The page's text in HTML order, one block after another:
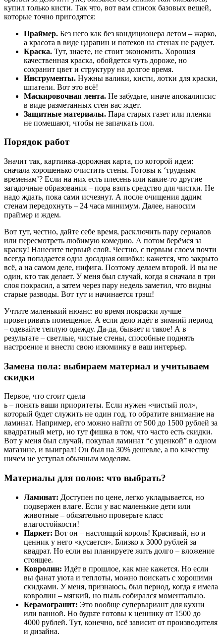
купил только кисти. Так что, вот вам список базовых вещей,
которые точно пригодятся:
Праймер. Без него как без кондиционера летом – жарко,
а красота в виде царапин и потеков на стенах не радует.
Краска. Тут, знаете, не стоит экономить. Хорошая
качественная краска, обойдется чуть дороже, но
сохранит цвет и структуру на долгое время.
Инструменты. Нужны валики, кисти, лотки для краски,
шпатели. Вот это всё!
Маскировочная лента. Не забудьте, иначе апокалипсис
в виде разметанных стен вас ждет.
Защитные материалы. Пара старых газет или пленки
не помешают, чтобы не запачкать пол.
Порядок работ
Значит так, картинка-дорожная карта, по которой идем:
сначала хорошенько очистить стены. Готовы к ‘трудным
временам’? Если на них есть плесень или какие-то другие
загадочные образования – пора взять средство для чистки. Не
надо ждать, пока сами исчезнут. А после очищения дадим
стенам передохнуть – 24 часа минимум. Далее, наносим
праймер и ждем.
Вот тут, честно, дайте себе время, расключить пару сериалов
или пересмотреть любимую комедию. А потом берёмся за
краску! Нанесите первый слой. Честно, с первым слоем почти
всегда попадается одна досадная ошибка: кажется, что закрыто
всё, а на самом деле, нифига. Поэтому делаем второй. И вы не
один, кто так делает. У меня был случай, когда я сначала в три
слоя покрасил, а затем через пару недель заметил, что видны
старые разводы. Вот тут и начинается трэш!
Учтите маленький нюанс: во время покраски лучше
проветривать помещение. А если дело идёт в зимний период
– одевайте теплую одежду. Да-да, бывает и такое! А в
результате – светлые, чистые стены, способные поднять
настроение и внести свою изюминку в ваш интерьер.
Замена пола: выбираем материал и учитываем
скидки
Первое, что стоит сдела
ь – понять ваши приоритеты. Если нужен «чистый пол»,
который будет служить не один год, то обратите внимание на
ламинат. Например, его можно найти от 500 до 1500 рублей за
квадратный метр, но тут фишка в том, что часто есть скидки.
Вот у меня был случай, покупал ламинат “с уценкой” в одном
магазине, и выиграл! Он был на 30% дешевле, а по качеству
ничем не уступал обычным моделям.
Материалы для полов: что выбрать?
Ламинат: Доступен по цене, легко укладывается, но
подвержен влаге. Если у вас маленькие дети или
животные – обязательно проверьте класс
влагостойкости!
Паркет: Вот он – настоящий король! Красивый, но и
ценник у него «кусается». Близко к 3000 рублей за
квадрат. Но если вы планируете жить долго – вложение
стоящее.
Ковролин: Идёт в прошлое, как мне кажется. Но если
вы фанат уюта и теплоты, можно поискать с хорошими
скидками. У меня, признаюсь, был период, когда я имела
ковролин – мягкий, но пыль собирался моментально.
Керамогранит: Это вообще супервариант для кухни
или ванной. Но будьте готовы к ценнику от 1500 до
4000 рублей. Тут, конечно, всё зависит от производителя
и дизайна.